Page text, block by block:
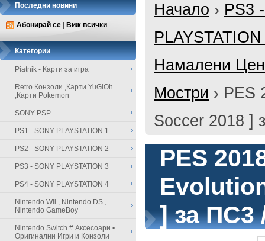
Последни новини
Абонирай се Виж всички
Категории
Piatnik - Карти за игра
Retro Конзоли ,Карти YuGiOh
,Карти Pokemon
SONY PSP
PS1 - SONY PLAYSTATION 1
PS2 - SONY PLAYSTATION 2
PS3 - SONY PLAYSTATION 3
PS4 - SONY PLAYSTATION 4
Nintendo Wii , Nintendo DS ,
Nintendo GameBoy
Nintendo Switch # Аксесоари •
Оригинални Игри и Конзоли
Начало › PS3
Намалени
Мостри › PES
Soccer 2018 ]
PES
] за ПС3